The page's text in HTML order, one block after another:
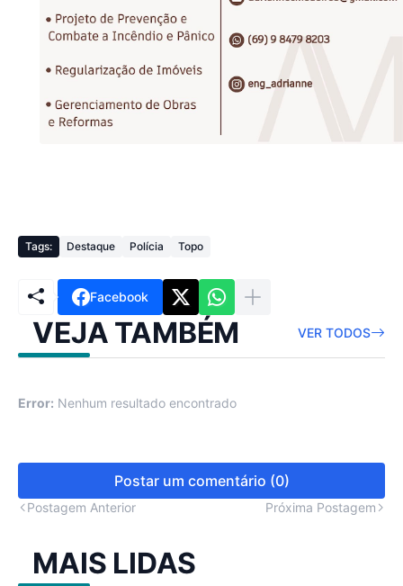
Tags: Destaque Polícia Topo
Facebook
VEJA TAMBÉM VER TODOS
Error: Nenhum resultado encontrado
Postar um comentário (0)
Postagem Anterior Próxima Postagem
MAIS LIDAS